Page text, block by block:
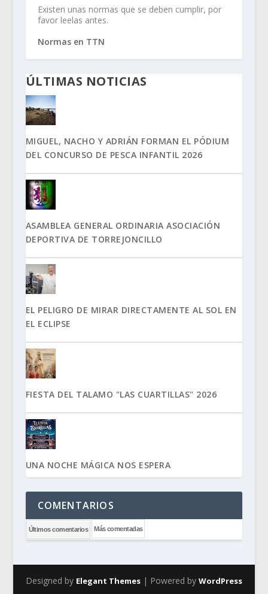
Existen unas normas que se deben cumplir, por
favor leelas antes.
Normas en TTN
ÚLTIMAS NOTICIAS
MIGUEL, NACHO Y ADRIÁN FORMAN EL PÓDIUM
DEL CONCURSO DE PESCA INFANTIL 2026
ASAMBLEA GENERAL ORDINARIA ASOCIACIÓN
DEPORTIVA DE TORREJONCILLO
EL PELIGRO DE MIRAR DIRECTAMENTE AL SOL EN
EL ECLIPSE
FIESTA DEL TALAMO "LAS CUARTILLAS" 2026
UNA NOCHE MÁGICA NOS ESPERA
COMENTARIOS
Últimos comentarios Más comentadas
Designed by Elegant Themes| Powered by WordPress